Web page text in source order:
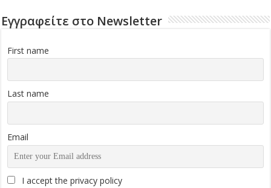
Εγγραφείτε στο Newsletter
First name
Last name
Email
I accept the privacy policy